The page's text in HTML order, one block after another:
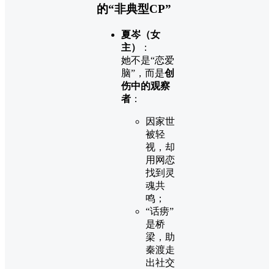
的“非典型CP”
夏岑（女
主）
：
她不是“恋爱
脑”，而是创
伤中的观察
者 ：
因家世
被轻
视，却
用网恋
找到灵
魂共
鸣；
“话痨”
是桥
梁，助
秦渡走
出社交